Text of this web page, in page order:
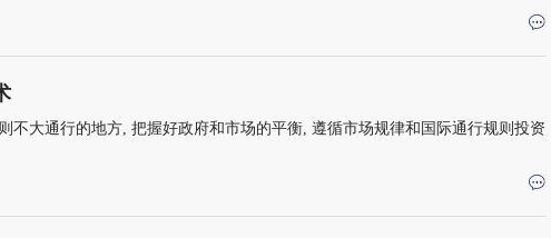
不大通行的地方, 把握好政府和市场的平衡, 遵循市场规律和国际通行规则投资